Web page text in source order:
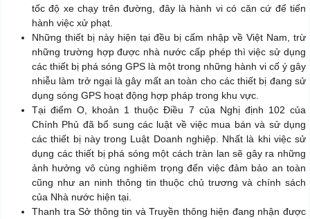
tốc độ xe chạy trên đường, đây là hành vi có căn cứ để tiến
hành việc xử phạt.
Những thiết bị này hiện tại đều bị cấm nhập về Việt Nam, trừ
những trường hợp được nhà nước cấp phép thì việc sử dụng
các thiết bị phá sóng GPS là một trong những hành vi cố ý gây
nhiễu làm trở ngại là gây mất an toàn cho các thiết bị đang sử
dụng sóng GPS hoạt động hợp pháp trong khu vực.
Tại điểm O, khoản 1 thuộc Điều 7 của Nghị định 102 của
Chính Phủ đã bổ sung các luật về việc mua bán và sử dụng
các thiết bị này trong Luật Doanh nghiệp. Nhất là khi việc sử
dụng các thiết bị phá sóng một cách tràn lan sẽ gây ra những
ảnh hưởng vô cùng nghiêm trọng đến việc đảm bảo an toàn
cũng như an ninh thông tin thuộc chủ trương và chính sách
của Nhà nước hiện tại.
Thanh tra Sở thông tin và Truyền thông hiện đang nhận được